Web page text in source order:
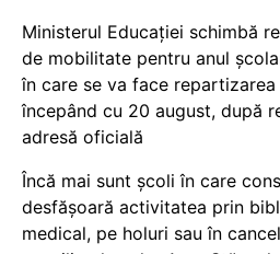
Ministerul Educației schimbă
de mobilitate pentru anul
în care se va face
începând cu 20 august, după
adresă oficială
Încă mai sunt școli în care
desfășoară activitatea prin
medical, pe holuri sau în